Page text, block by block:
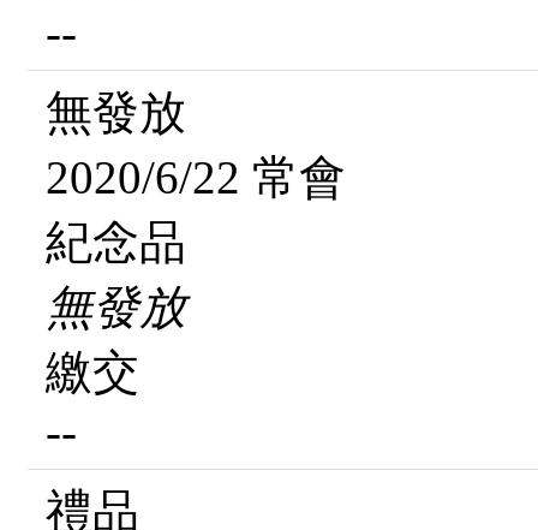
--
無發放
2020/6/22 常會
紀念品
無發放
繳交
--
禮品